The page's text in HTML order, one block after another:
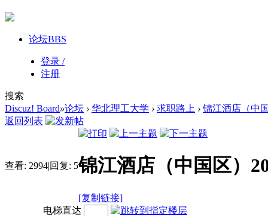
论坛BBS
登录 /
注册
搜索
Discuz! Board»论坛 › 华北理工大学 › 求职路上 › 锦江酒店（中
返回列表
查看: 2994|回复: 5锦江酒店（中国区）
[复制链接]
电梯直达